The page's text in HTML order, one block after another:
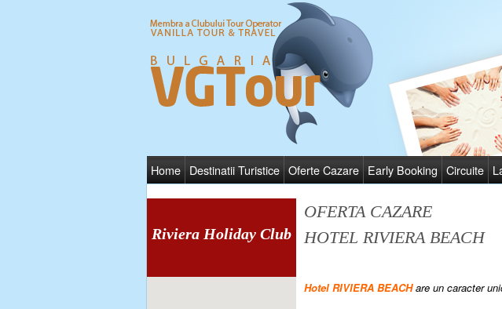
Home Destinatii Turistice Oferte Cazare Early Booking Circuite
Riviera Holiday Club
OFERTA CAZARE
HOTEL RIVIERA BEACH
Hotel RIVIERA BEACHare un caracter